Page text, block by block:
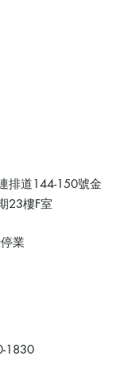
排道144-150號金
23樓F室
業
1830